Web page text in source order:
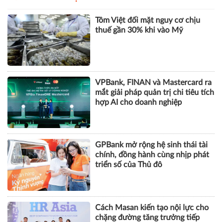
Tôm Việt đối mặt nguy cơ chịu
thuế gần 30% khi vào Mỹ
VPBank, FINAN và Mastercard ra
mắt giải pháp quản trị chi tiêu tích
hợp AI cho doanh nghiệp
GPBank mở rộng hệ sinh thái tài
chính, đồng hành cùng nhịp phát
triển số của Thủ đô
Cách Masan kiến tạo nội lực cho
chặng đường tăng trưởng tiếp